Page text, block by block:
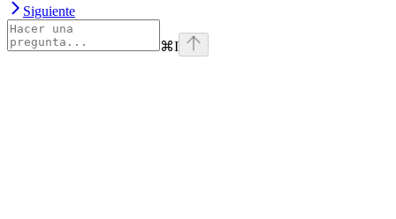
Siguiente
⌘I